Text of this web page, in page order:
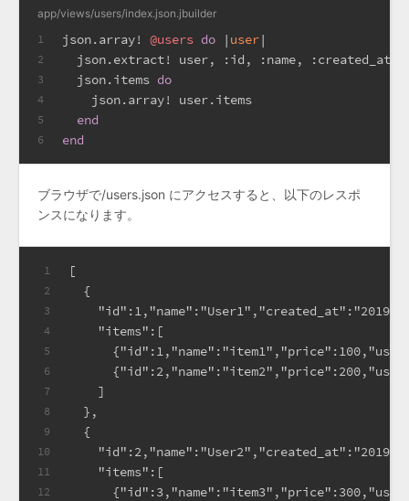
app/views/users/index.json.jbuilder
1
2
3
4
5
6
json.array! @users do | user|
  json.extract! user,
:id , :name, :created_at
  json.items
do
    json.array! user.items
end
end
ブラウザで/users.json にアクセスすると、以下のレスポ
ンスになります。
1
2
3
4
5
6
7
8
9
10
11
12
[
  {
"id":1,"name":"User1","created_at":"2019-
    "items":[
    ]
  },
  {
"id":2,"name":"User2","created_at":"2019-
    "items":[